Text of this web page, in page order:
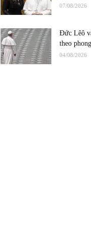
07/08/2026
Đức Lêô
theo
04/08/2026